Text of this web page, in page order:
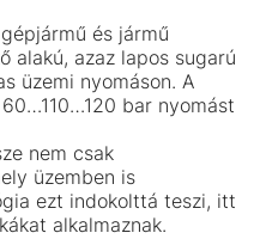
és jármű
alakú, azaz lapos sugarú
üzemi nyomáson. A
bar nyomást
nem csak
üzemben is
ezt indokolttá teszi, itt
alkalmaznak.